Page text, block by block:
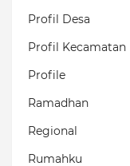
Profil Desa
Profil Kecamatan
Profile
Ramadhan
Regional
Rumahku